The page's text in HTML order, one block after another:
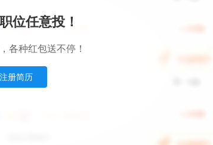
位任意投！
各种红包送不停！
册简历